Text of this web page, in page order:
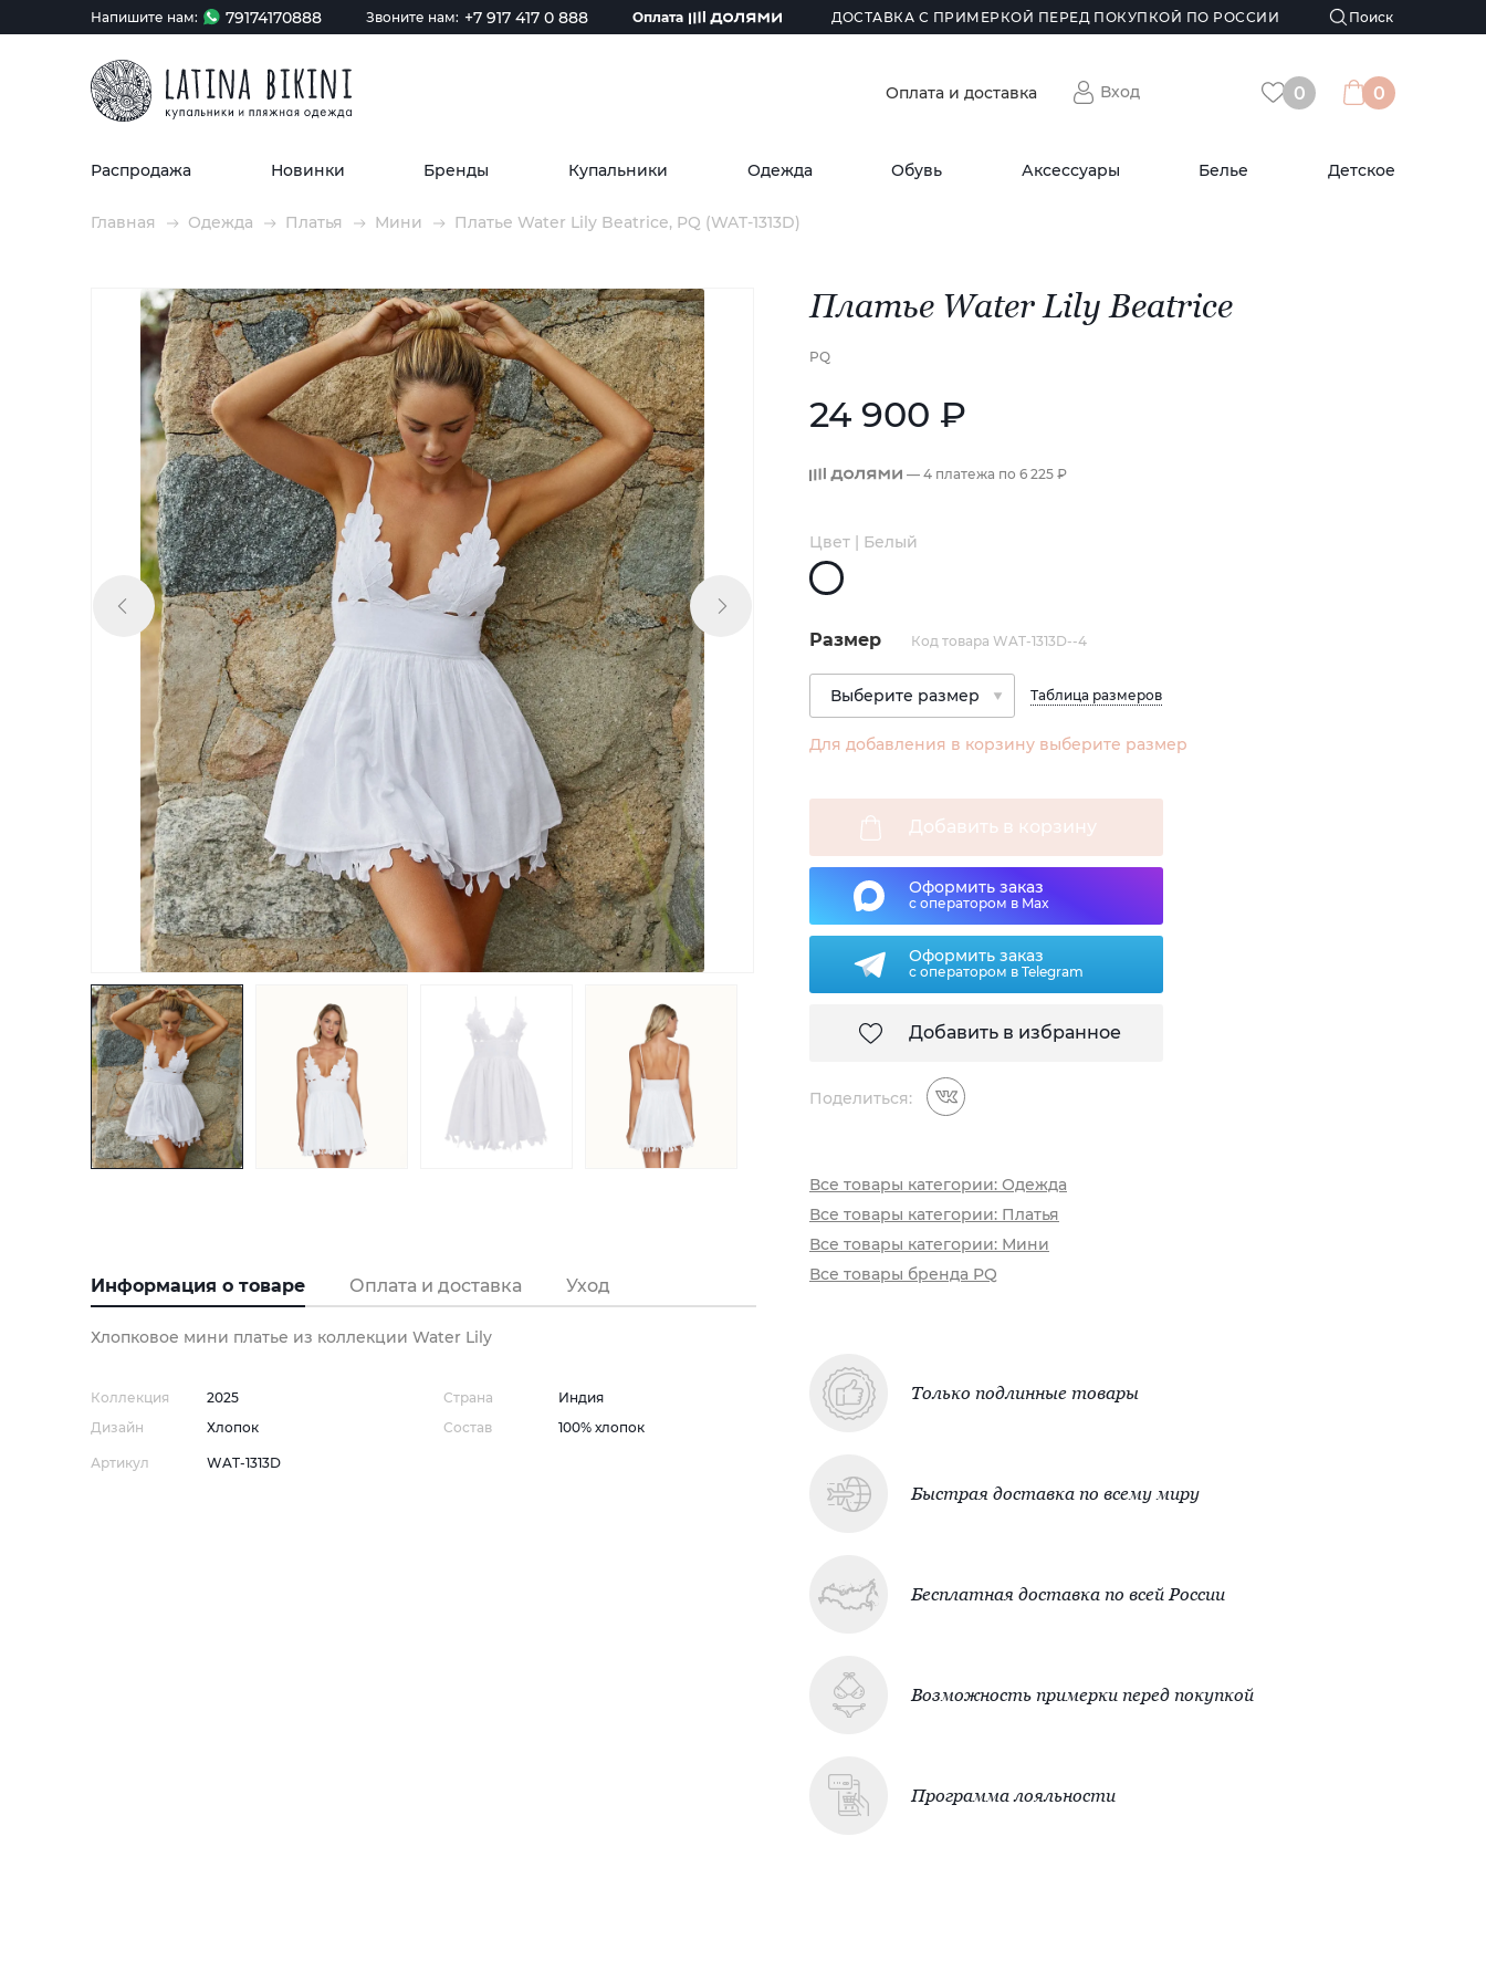
Напишите нам: 79174170888 Звоните нам: +7 917 417 0 888 Оплата ДОСТАВКА С ПРИМЕРКОЙ ПЕРЕД ПОКУПКОЙ ПО РОССИИ
Оплата и доставка Вход 0 0
Распродажа Новинки Бренды Купальники Одежда Обувь Аксессуары Белье Детское
Главная Одежда Платья Мини Платье Water Lily Beatrice, PQ (WAT-1313D)
Информация о товаре Оплата и доставка Уход
Хлопковое мини платье из коллекции Water Lily
Коллекция
2025
Дизайн
Хлопок
Артикул WAT-1313D
Страна
Индия
Состав
100% хлопок
Платье Water Lily Beatrice
PQ
24 900 ₽
— 4 платежа по 6 225 ₽
Цвет | Белый
Размер Код товара WAT-1313D--4
Таблица размеров
Для добавления в корзину выберите размер
Добавить в корзину
Оформить заказ
с оператором в Max
Оформить заказ
с оператором в Telegram
Добавить в избранное
Поделиться:
Все товары категории: Одежда
Все товары категории: Платья
Все товары категории: Мини
Все товары бренда PQ
Только подлинные товары
Быстрая доставка по всему миру
Бесплатная доставка по всей России
Возможность примерки перед покупкой
Программа лояльности